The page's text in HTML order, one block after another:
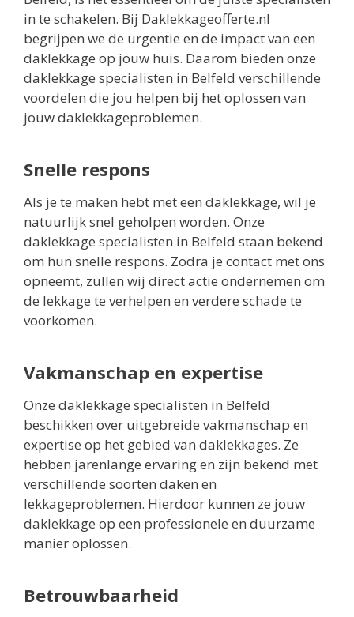
in te schakelen. Bij Daklekkageofferte.nl
begrijpen we de urgentie en de impact van een
daklekkage op jouw huis. Daarom bieden onze
daklekkage specialisten in Belfeld verschillende
voordelen die jou helpen bij het oplossen van
jouw daklekkageproblemen.
Snelle respons
Als je te maken hebt met een daklekkage, wil je
natuurlijk snel geholpen worden. Onze
daklekkage specialisten in Belfeld staan bekend
om hun snelle respons. Zodra je contact met ons
opneemt, zullen wij direct actie ondernemen om
de lekkage te verhelpen en verdere schade te
voorkomen.
Vakmanschap en expertise
Onze daklekkage specialisten in Belfeld
beschikken over uitgebreide vakmanschap en
expertise op het gebied van daklekkages. Ze
hebben jarenlange ervaring en zijn bekend met
verschillende soorten daken en
lekkageproblemen. Hierdoor kunnen ze jouw
daklekkage op een professionele en duurzame
manier oplossen.
Betrouwbaarheid